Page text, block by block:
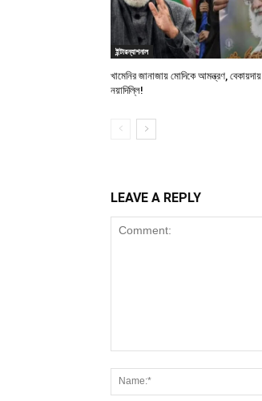
ইন্টারন্যাশনাল
খামেনির জানাজায় মোদিকে আমন্ত্রণ, বেকায়দায়
নয়াদিল্লি!
LEAVE A REPLY